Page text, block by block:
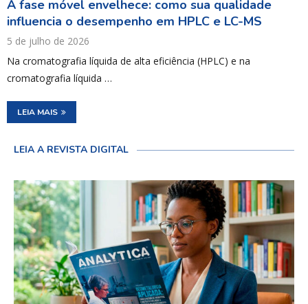
A fase móvel envelhece: como sua qualidade
influencia o desempenho em HPLC e LC-MS
5 de julho de 2026
Na cromatografia líquida de alta eficiência (HPLC) e na
cromatografia líquida …
LEIA MAIS
LEIA A REVISTA DIGITAL